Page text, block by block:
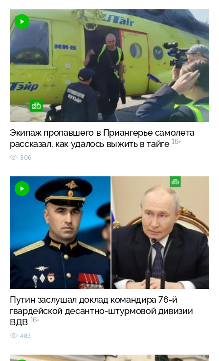
Экипаж пропавшего в Приангерье самолета
рассказал, как удалось выжить в тайге 16+
306
Путин заслушал доклад командира 76-й
гвардейской десантно-штурмовой дивизии
ВДВ 16+
483